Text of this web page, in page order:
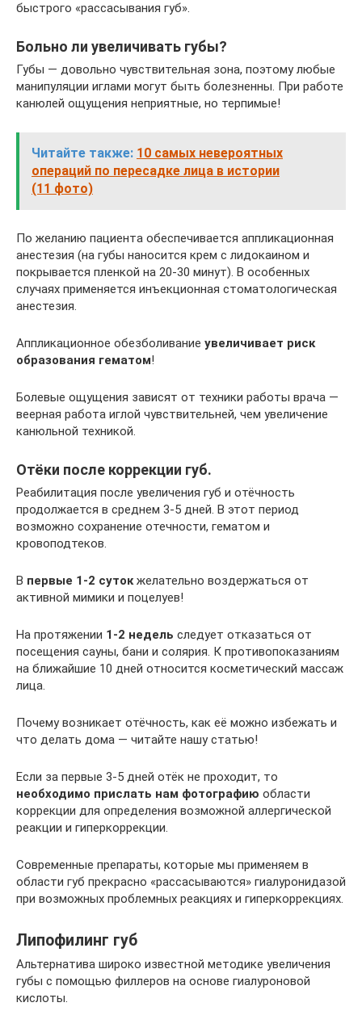
быстрого «рассасывания губ».
Больно ли увеличивать губы?
Губы — довольно чувствительная зона, поэтому любые
манипуляции иглами могут быть болезненны. При работе
канюлей ощущения неприятные, но терпимые!
Читайте также: 10 самых невероятных
операций по пересадке лица в истории
(11 фото)
По желанию пациента обеспечивается аппликационная
анестезия (на губы наносится крем с лидокаином и
покрывается пленкой на 20-30 минут). В особенных
случаях применяется инъекционная стоматологическая
анестезия.
Аппликационное обезболивание увеличивает риск
образования гематом!
Болевые ощущения зависят от техники работы врача —
веерная работа иглой чувствительней, чем увеличение
канюльной техникой.
Отёки после коррекции губ.
Реабилитация после увеличения губ и отёчность
продолжается в среднем 3-5 дней. В этот период
возможно сохранение отечности, гематом и
кровоподтеков.
В первые 1-2 сутокжелательно воздержаться от
активной мимики и поцелуев!
На протяжении 1-2 недель следует отказаться от
посещения сауны, бани и солярия. К противопоказаниям
на ближайшие 10 дней относится косметический массаж
лица.
Почему возникает отёчность, как её можно избежать и
что делать дома — читайте нашу статью!
Если за первые 3-5 дней отёк не проходит, то
необходимо прислать нам фотографию области
коррекции для определения возможной аллергической
реакции и гиперкоррекции.
Современные препараты, которые мы применяем в
области губ прекрасно «рассасываются» гиалуронидазой
при возможных проблемных реакциях и гиперкоррекциях.
Липофилинг губ
Альтернатива широко известной методике увеличения
губы с помощью филлеров на основе гиалуроновой
кислоты.